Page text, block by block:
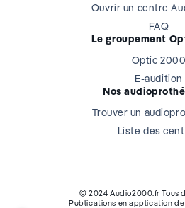
Ouvrir un centre
FAQ
Le groupement
Optic 2000
E-audition
Nos
Trouver un
Liste des
© 2024 Audio2000.fr Tous
Publications en application de